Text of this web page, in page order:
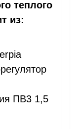
теплого
из:
ПВ3 1,5